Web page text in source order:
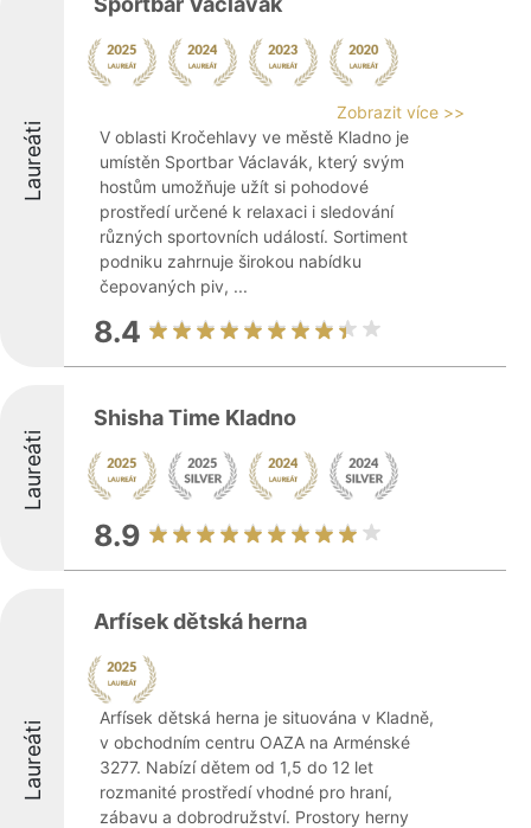
Laureáti
Zobrazit více >>
V oblasti Kročehlavy ve městě Kladno je
umístěn Sportbar Václavák, který svým
hostům umožňuje užít si pohodové
prostředí určené k relaxaci i sledování
různých sportovních událostí. Sortiment
podniku zahrnuje širokou nabídku
čepovaných piv, ...
8.4
Laureáti
Shisha Time Kladno
8.9
Laureáti
Arfísek dětská herna
Arfísek dětská herna je situována v Kladně,
v obchodním centru OAZA na Arménské
3277. Nabízí dětem od 1,5 do 12 let
rozmanité prostředí vhodné pro hraní,
zábavu a dobrodružství. Prostory herny